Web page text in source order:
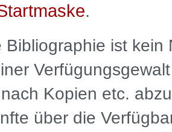
.
Bibliographie ist kein
Kopien etc.
über die